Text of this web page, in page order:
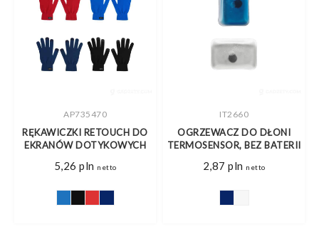
AP735470
RĘKAWICZKI RETOUCH DO
EKRANÓW DOTYKOWYCH
5,26 pln netto
IT2660
OGRZEWACZ DO DŁONI
TERMOSENSOR, BEZ BATERII
2,87 pln netto